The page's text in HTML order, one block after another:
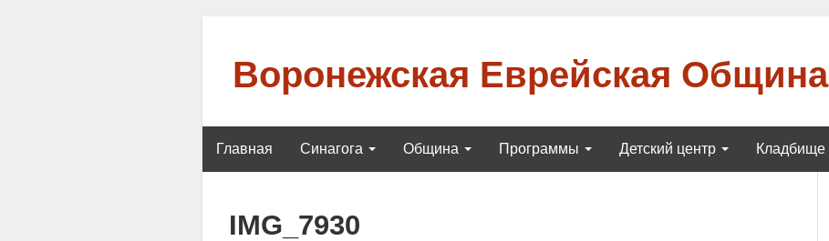
Воронежская Еврейская Община
Главная Синагога Община Программы Детский центр Кладбище
IMG_7930